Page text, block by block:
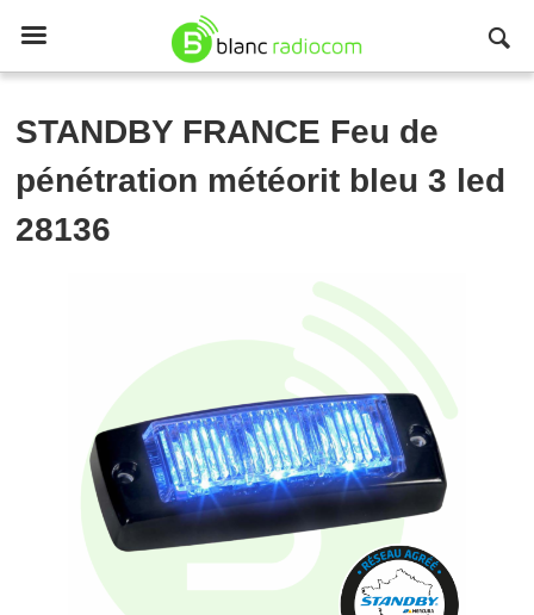

STANDBY FRANCE Feu de
pénétration météorit bleu 3 led
28136